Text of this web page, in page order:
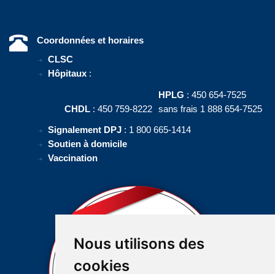
Nous utilisons des
cookies
Coordonnées et horaires
CLSC
Hôpitaux :
CHDL : 450 759-8222
HPLG : 450 654-7525
sans frais 1 888 654-7525
Signalement DPJ : 1 800 665-1414
Soutien à domicile
Vaccination